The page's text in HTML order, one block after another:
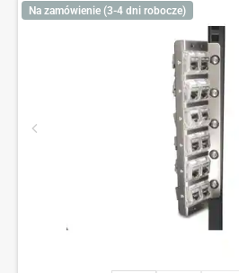
Na zamówienie (3-4 dni robocze)